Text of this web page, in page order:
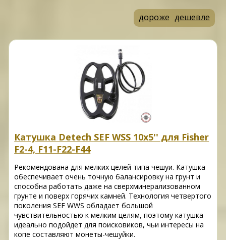
дороже дешевле
Катушка Detech SEF WSS 10x5'' для Fisher
F2-4, F11-F22-F44
Рекомендована для мелких целей типа чешуи. Катушка
обеспечивает очень точную балансировку на грунт и
способна работать даже на сверхминерализованном
грунте и поверх горячих камней. Технология четвертого
поколения SEF WWS обладает большой
чувствительностью к мелким целям, поэтому катушка
идеально подойдет для поисковиков, чьи интересы на
копе составляют монеты-чешуйки.